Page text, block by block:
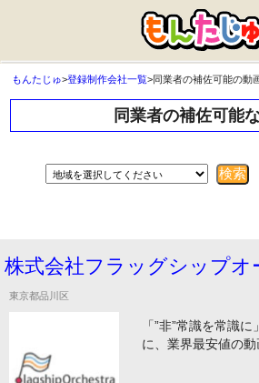
もんたじゅ>登録制作会社一覧>同業者の補佐可能の動
同業者の補佐可能
株式会社フラッグシップオ
東京都品川区
「”非”常識を常識
に、業界最安値の